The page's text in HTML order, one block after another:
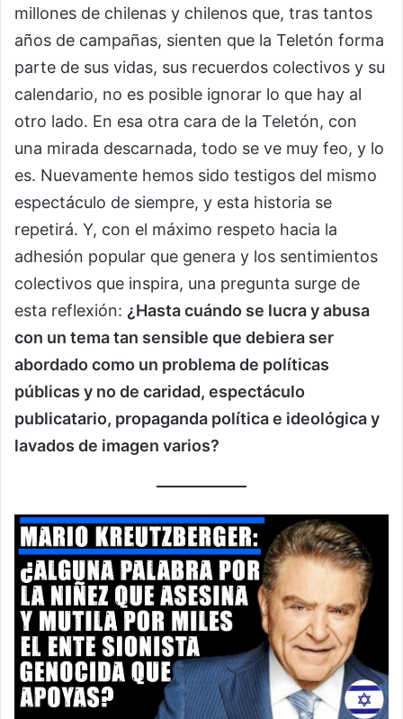
millones de chilenas y chilenos que, tras tantos
años de campañas, sienten que la Teletón forma
parte de sus vidas, sus recuerdos colectivos y su
calendario, no es posible ignorar lo que hay al
otro lado. En esa otra cara de la Teletón, con
una mirada descarnada, todo se ve muy feo, y lo
es. Nuevamente hemos sido testigos del mismo
espectáculo de siempre, y esta historia se
repetirá. Y, con el máximo respeto hacia la
adhesión popular que genera y los sentimientos
colectivos que inspira, una pregunta surge de
esta reflexión: ¿Hasta cuándo se lucra y abusa
con un tema tan sensible que debiera ser
abordado como un problema de políticas
públicas y no de caridad, espectáculo
publicatario, propaganda política e ideológica y
lavados de imagen varios?